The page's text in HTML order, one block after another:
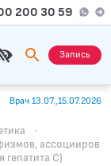
200 30 59
Запись
Врач 13.07.,15.07.2026
·
ассоцииров
С)